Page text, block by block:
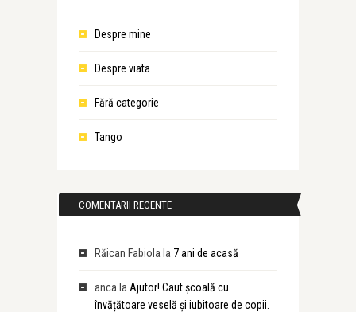
Despre mine
Despre viata
Fără categorie
Tango
COMENTARII RECENTE
Răican Fabiola la 7 ani de acasă
anca la Ajutor! Caut școală cu
învățătoare veselă și iubitoare de copii.